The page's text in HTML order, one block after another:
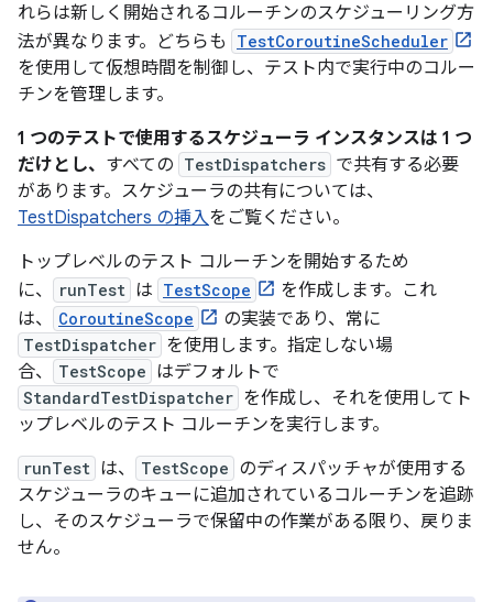
れらは新しく開始されるコルーチンのスケジューリング方
法が異なります。どちらも
TestCoroutineScheduler
を使用して仮想時間を制御し、テスト内で実行中のコルー
チンを管理します。
1 つのテストで使用するスケジューラ インスタンスは 1 つ
だけとし、 すべての TestDispatchers で共有する必要
があります。スケジューラの共有については、
TestDispatchers の挿入をご覧ください。
トップレベルのテスト コルーチンを開始するため
に、
runTest は TestScope
を作成します。これ
は、
CoroutineScope の実装であり、常に
TestDispatcher を使用します。指定しない場
合、
TestScope はデフォルトで
StandardTestDispatcher を作成し、それを使用してト
ップレベルのテスト コルーチンを実行します。
runTest は、 TestScope のディスパッチャが使用する
スケジューラのキューに追加されているコルーチンを追跡
し、そのスケジューラで保留中の作業がある限り、戻りま
せん。